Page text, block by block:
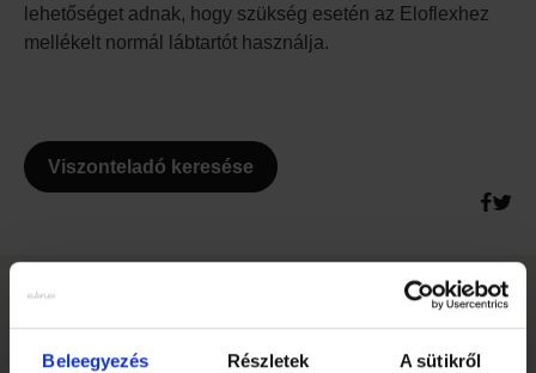
Beleegyezés Részletek A sütikről
lehetőséget adnak, hogy szükség esetén az Eloflexhez
mellékelt normál lábtartót használja.
Viszonteladó keresése
Slideshow Items